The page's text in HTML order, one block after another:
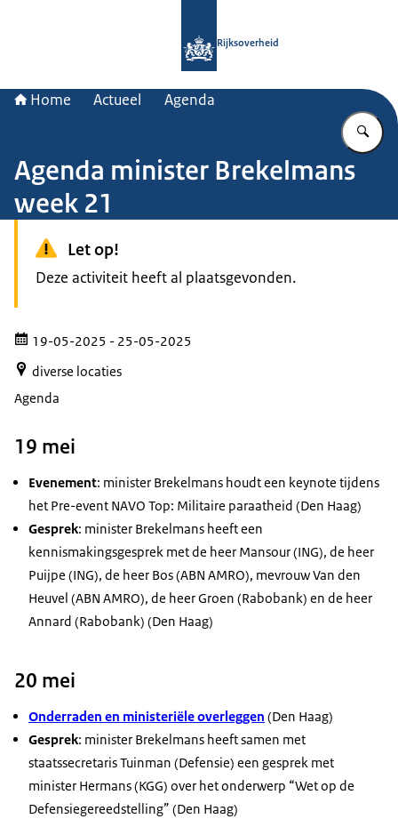
Rijksoverheid
Home Actueel Agenda
Agenda minister Brekelmans
week 21
Let op!
Deze activiteit heeft al plaatsgevonden.
19-05-2025 - 25-05-2025
diverse locaties
Agenda
19 mei
Evenement: minister Brekelmans houdt een keynote tijdens
het Pre-event NAVO Top: Militaire paraatheid (Den Haag)
Gesprek: minister Brekelmans heeft een
kennismakingsgesprek met de heer Mansour (ING), de heer
Puijpe (ING), de heer Bos (ABN AMRO), mevrouw Van den
Heuvel (ABN AMRO), de heer Groen (Rabobank) en de heer
Annard (Rabobank) (Den Haag)
20 mei
Onderraden en ministeriële overleggen (Den Haag)
Gesprek: minister Brekelmans heeft samen met
staatssecretaris Tuinman (Defensie) een gesprek met
minister Hermans (KGG) over het onderwerp “Wet op de
Defensiegereedstelling” (Den Haag)